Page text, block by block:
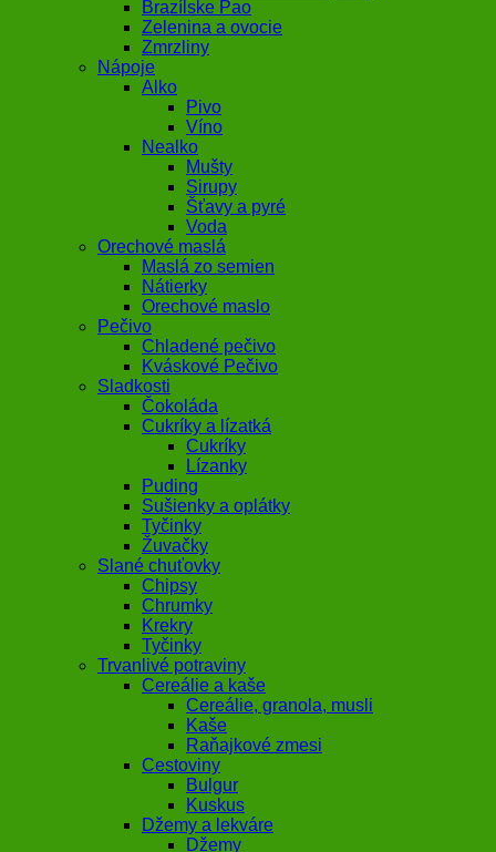
Brazílske Pao
Zelenina a ovocie
Zmrzliny
Nápoje
Alko
Pivo
Víno
Nealko
Mušty
Sirupy
Šťavy a pyré
Voda
Orechové maslá
Maslá zo semien
Nátierky
Orechové maslo
Pečivo
Chladené pečivo
Kváskové Pečivo
Sladkosti
Čokoláda
Cukríky a lízatká
Cukríky
Lízanky
Puding
Sušienky a oplátky
Tyčinky
Žuvačky
Slané chuťovky
Chipsy
Chrumky
Krekry
Tyčinky
Trvanlivé potraviny
Cereálie a kaše
Cereálie, granola, musli
Kaše
Raňajkové zmesi
Cestoviny
Bulgur
Kuskus
Džemy a lekváre
Džemy